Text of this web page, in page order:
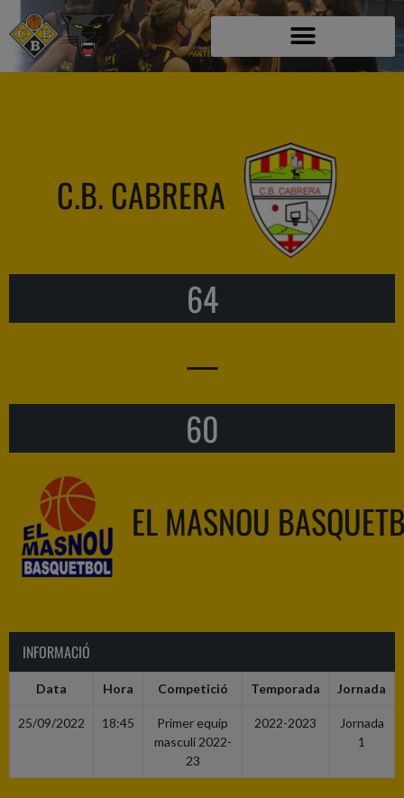
C.B. CABRERA
64
—
60
EL MASNOU
INFORMACIÓ
Data Hora Competició Temporada Jornada
25/09/2022 18:45
Primer equip
masculí 2022-
23
2022-2023
Jornada
1